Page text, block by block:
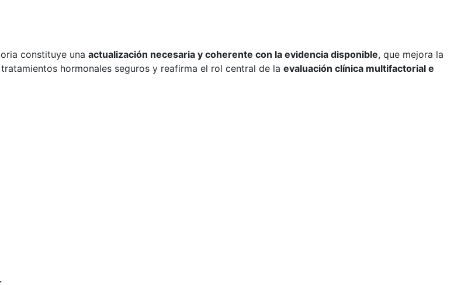
constituye una actualización necesaria y coherente con la evidencia disponible, que mejora la
hormonales seguros y reafirma el rol central de la evaluación clínica multifactorial e